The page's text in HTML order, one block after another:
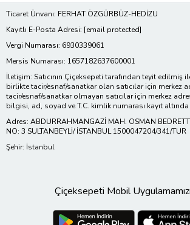
Ticaret Ünvanı: FERHAT ÖZGÜRBÜZ-HEDİZU
Kayıtlı E-Posta Adresi: [email protected]
Vergi Numarası: 6930339061
Mersis Numarası: 1657182637600001
İletişim: Satıcının Çiçeksepeti tarafından teyit
birlikte tacir/esnaf/sanatkar olan satıcılar için merkez
tacir/esnaf/sanatkar olmayan satıcılar için merkez
bilgisi, ad, soyad ve T.C. kimlik numarası kayıt
Adres: ABDURRAHMANGAZİ MAH. OSMAN
NO: 3 SULTANBEYLİ/ İSTANBUL 1500047204/341/TUR
Şehir: İstanbul
Çiçeksepeti Mobil